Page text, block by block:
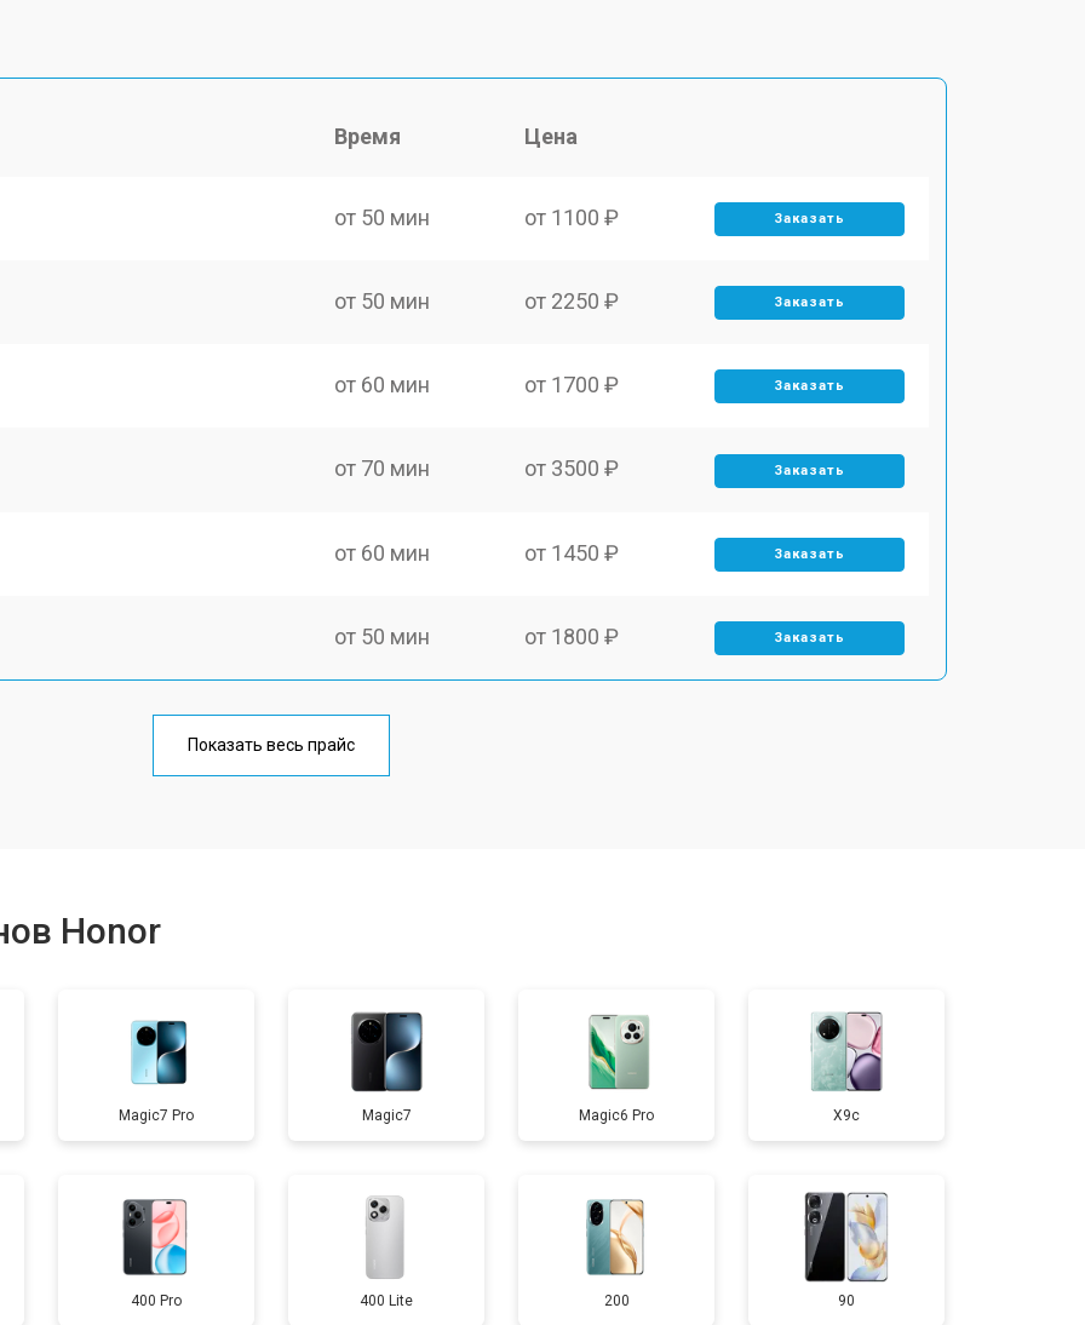
Время Цена
от 50 мин от 1100 ₽ Заказать
от 50 мин от 2250 ₽ Заказать
от 60 мин от 1700 ₽ Заказать
от 70 мин от 3500 ₽ Заказать
от 60 мин от 1450 ₽ Заказать
от 50 мин от 1800 ₽ Заказать
от 70 мин
от 80 мин от 2700 ₽ Заказать
от 40 мин от 950 ₽ Заказать
от 70 мин от 1750 ₽ Заказать
от 60 мин от 3200 ₽ Заказать
Показать весь прайс
Honor
Magic7 Pro Magic7 Magic6 Pro X9c
400 Pro 400 Lite 200 90